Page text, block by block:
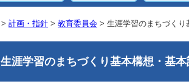
> 計画・指針 > 教育委員会 > 生涯学習のまちづくり
生涯学習のまちづくり基本構想・基本